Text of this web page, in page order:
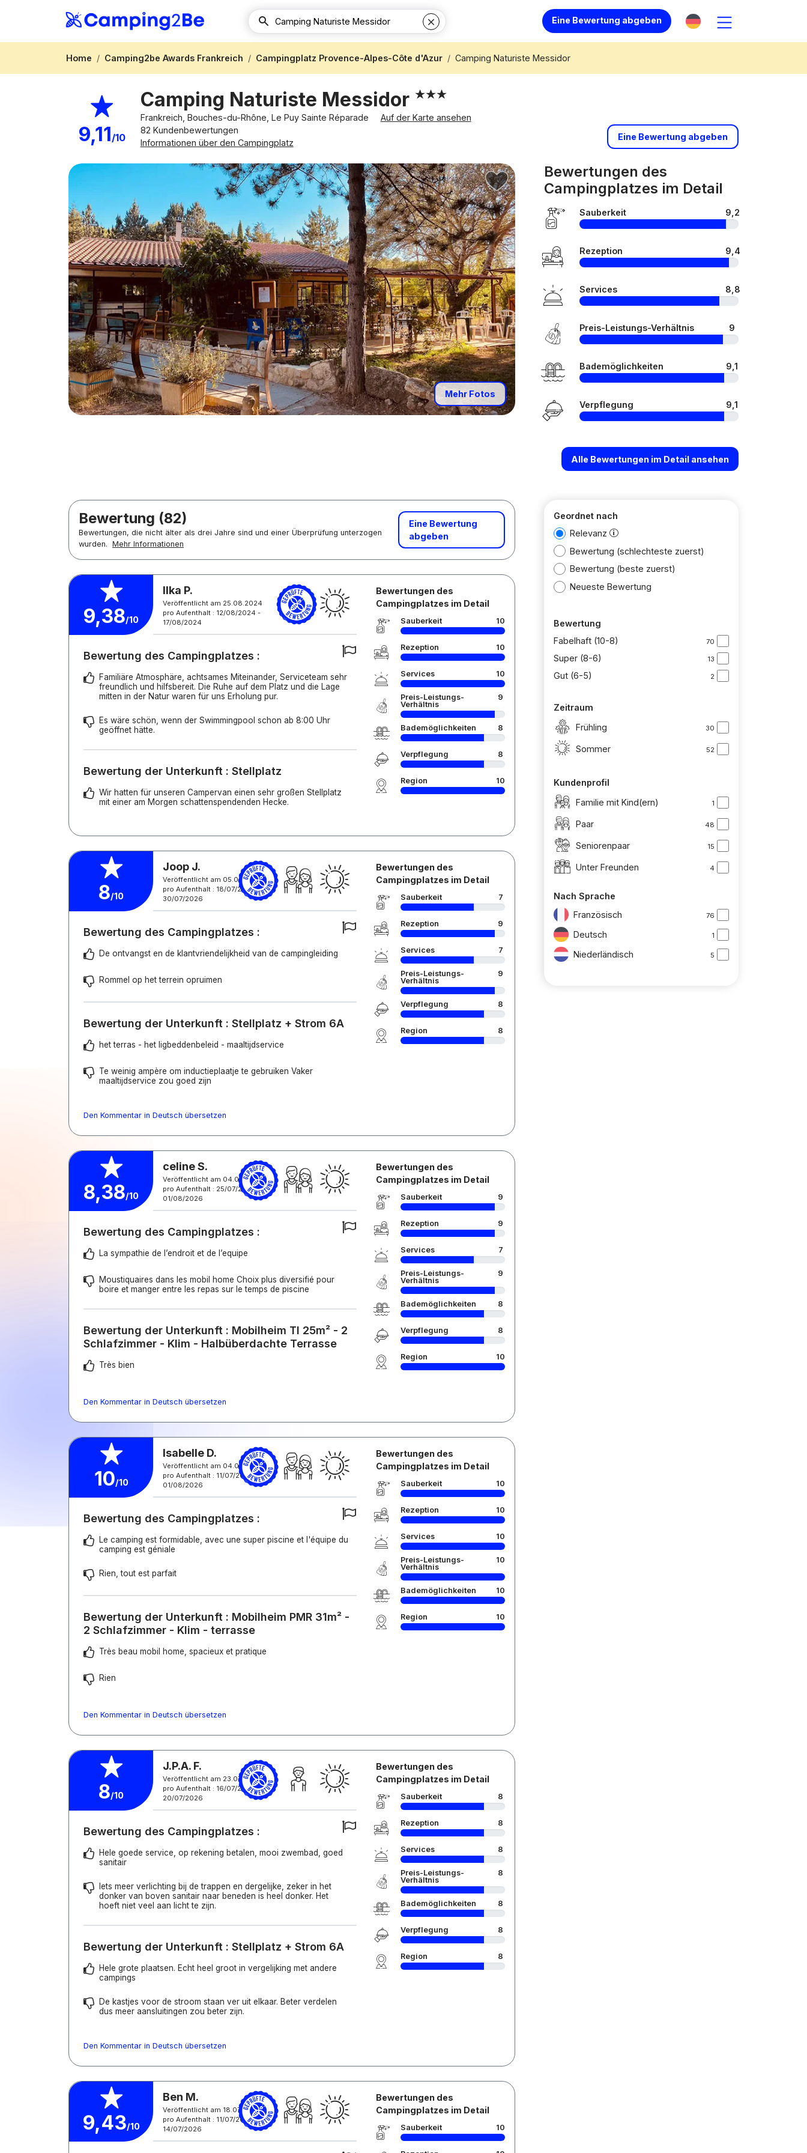
Eine Bewertung abgeben
Home Camping2be Awards Frankreich Campingplatz Provence-Alpes-Côte d'Azur Camping Naturiste Messidor
9,11/10
Camping Naturiste Messidor
Frankreich, Bouches-du-Rhône, Le Puy Sainte Réparade
Auf der Karte ansehen
82 Kundenbewertungen
Informationen über den Campingplatz
Eine Bewertung abgeben
Mehr Fotos
Bewertungen des
Campingplatzes im Detail
Sauberkeit 9,2
Rezeption 9,4
Services 8,8
Preis-Leistungs-Verhältnis 9
Bademöglichkeiten 9,1
Verpflegung 9,1
Alle Bewertungen im Detail ansehen
Bewertung (82)
Bewertungen, die nicht älter als drei Jahre sind und einer Überprüfung unterzogen
wurden. Mehr Informationen
Eine Bewertung
abgeben
9,38/10
Ilka P.
Veröffentlicht am 25.08.2024
pro Aufenthalt : 12/08/2024 -
17/08/2024
Bewertung des Campingplatzes :
Familiäre Atmosphäre, achtsames Miteinander, Serviceteam sehr
freundlich und hilfsbereit. Die Ruhe auf dem Platz und die Lage
mitten in der Natur waren für uns Erholung pur.
Es wäre schön, wenn der Swimmingpool schon ab 8:00 Uhr
geöffnet hätte.
Bewertung der Unterkunft : Stellplatz
Wir hatten für unseren Campervan einen sehr großen Stellplatz
mit einer am Morgen schattenspendenden Hecke.
Bewertungen des
Campingplatzes im Detail
Sauberkeit 10
Rezeption 10
Services 10
Preis-Leistungs-
Verhältnis
9
Bademöglichkeiten 8
Verpflegung 8
Region 10
8/10
Joop J.
Veröffentlicht am 05.08.2026
pro Aufenthalt : 18/07/2026 -
30/07/2026
Bewertung des Campingplatzes :
De ontvangst en de klantvriendelijkheid van de campingleiding
Rommel op het terrein opruimen
Bewertung der Unterkunft : Stellplatz + Strom 6A
het terras - het ligbeddenbeleid - maaltijdservice
Te weinig ampère om inductieplaatje te gebruiken Vaker
maaltijdservice zou goed zijn
Den Kommentar in Deutsch übersetzen
Bewertungen des
Campingplatzes im Detail
Sauberkeit 7
Rezeption 9
Services 7
Preis-Leistungs-
Verhältnis
9
Verpflegung 8
Region 8
8,38/10
celine S.
Veröffentlicht am 04.08.2026
pro Aufenthalt : 25/07/2026 -
01/08/2026
Bewertung des Campingplatzes :
La sympathie de l’endroit et de l’equipe
Moustiquaires dans les mobil home Choix plus diversifié pour
boire et manger entre les repas sur le temps de piscine
Bewertung der Unterkunft : Mobilheim TI 25m² - 2
Schlafzimmer - Klim - Halbüberdachte Terrasse
Très bien
Den Kommentar in Deutsch übersetzen
Bewertungen des
Campingplatzes im Detail
Sauberkeit 9
Rezeption 9
Services 7
Preis-Leistungs-
Verhältnis
9
Bademöglichkeiten 8
Verpflegung 8
Region 10
10/10
Isabelle D.
Veröffentlicht am 04.08.2026
pro Aufenthalt : 11/07/2026 -
01/08/2026
Bewertung des Campingplatzes :
Le camping est formidable, avec une super piscine et l'équipe du
camping est géniale
Rien, tout est parfait
Bewertung der Unterkunft : Mobilheim PMR 31m² -
2 Schlafzimmer - Klim - terrasse
Très beau mobil home, spacieux et pratique
Rien
Den Kommentar in Deutsch übersetzen
Bewertungen des
Campingplatzes im Detail
Sauberkeit 10
Rezeption 10
Services 10
Preis-Leistungs-
Verhältnis
10
Bademöglichkeiten 10
Region 10
8/10
J.P.A. F.
Veröffentlicht am 23.07.2026
pro Aufenthalt : 16/07/2026 -
20/07/2026
Bewertung des Campingplatzes :
Hele goede service, op rekening betalen, mooi zwembad, goed
sanitair
Iets meer verlichting bij de trappen en dergelijke, zeker in het
donker van boven sanitair naar beneden is heel donker. Het
hoeft niet veel aan licht te zijn.
Bewertung der Unterkunft : Stellplatz + Strom 6A
Hele grote plaatsen. Echt heel groot in vergelijking met andere
campings
De kastjes voor de stroom staan ver uit elkaar. Beter verdelen
dus meer aansluitingen zou beter zijn.
Den Kommentar in Deutsch übersetzen
Bewertungen des
Campingplatzes im Detail
Sauberkeit 8
Rezeption 8
Services 8
Preis-Leistungs-
Verhältnis
8
Bademöglichkeiten 8
Verpflegung 8
Region 8
9,43/10
Ben M.
Veröffentlicht am 18.07.2026
pro Aufenthalt : 11/07/2026 -
14/07/2026
Bewertungen des
Campingplatzes im Detail
Sauberkeit 10
Geordnet nach
Relevanz
Bewertung (schlechteste zuerst)
Bewertung (beste zuerst)
Neueste Bewertung
Bewertung
Fabelhaft (10-8)
70
Super (8-6) 13
Gut (6-5) 2
Zeitraum
Frühling
30
Sommer 52
Kundenprofil
Familie mit Kind(ern)
1
Paar 48
Seniorenpaar 15
Unter Freunden 4
Nach Sprache
Französisch
76
Deutsch 1
Niederländisch 5